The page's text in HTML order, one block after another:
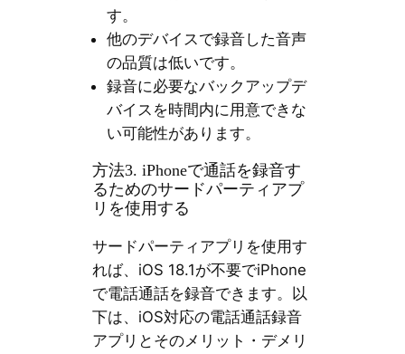
す。
他のデバイスで録音した音声
の品質は低いです。
録音に必要なバックアップデ
バイスを時間内に用意できな
い可能性があります。
方法3. iPhoneで通話を録音す
るためのサードパーティアプ
リを使用する
サードパーティアプリを使用す
れば、iOS 18.1が不要でiPhone
で電話通話を録音できます。以
下は、iOS対応の電話通話録音
アプリとそのメリット・デメリ